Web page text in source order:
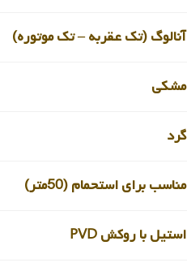
آنالوگ (تک عقربه – تک موتوره)
مشکی
گرد
مناسب برای استحمام (50متر)
استیل با روکش PVD